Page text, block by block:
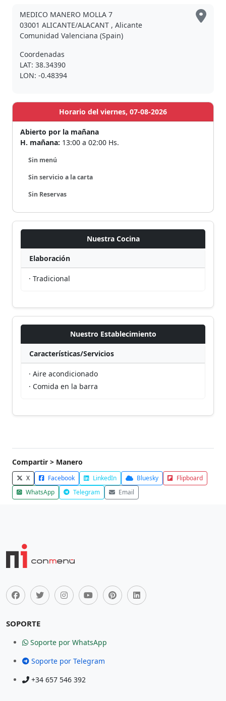
MEDICO MANERO MOLLA 7
03001 ALICANTE/ALACANT , Alicante
Comunidad Valenciana (Spain)
Coordenadas
LAT: 38.34390
LON: -0.48394
Horario del viernes, 07-08-2026
Abierto por la mañana
H. mañana: 13:00 a 02:00 Hs.
Sin menú
Sin servicio a la carta
Sin Reservas
Nuestra Cocina
Elaboración
· Tradicional
Nuestro Establecimiento
Características/Servicios
· Aire acondicionado
· Comida en la barra
Compartir > Manero
X Facebook LinkedIn Bluesky
Flipboard
WhatsApp
Telegram Email
SOPORTE
Soporte por WhatsApp
Soporte por Telegram
+34 657 546 392